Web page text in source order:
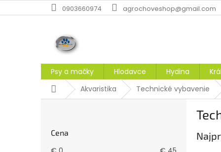
na
0903660974 agrochoveshop@gmail.com
Psy a mačky Hlodavce Hydina
DomovAkvaristika Technické vybavenie
Cena